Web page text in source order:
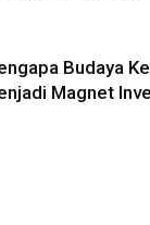
Budaya
Magnet